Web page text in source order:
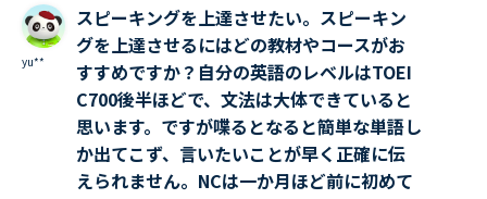
yu**
スピーキングを上達させたい。スピーキン
グを上達させるにはどの教材やコースがお
すすめですか？自分の英語のレベルはTOEI
C700後半ほどで、文法は大体できていると
思います。ですが喋るとなると簡単な単語し
か出てこず、言いたいことが早く正確に伝
えられません。NCは一か月ほど前に初めて